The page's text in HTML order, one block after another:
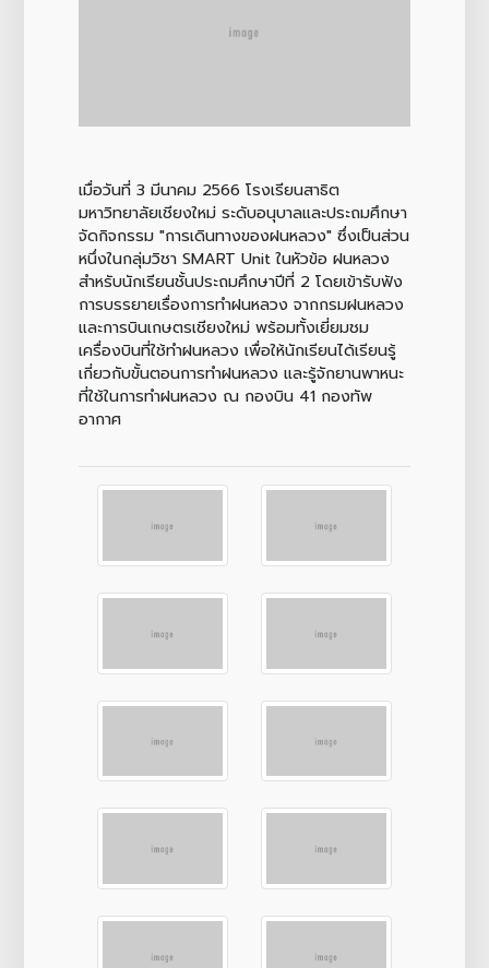
เมื่อวันที่ 3 มีนาคม 2566 โรงเรียนสาธิต
มหาวิทยาลัยเชียงใหม่ ระดับอนุบาลและประถมศึกษา
จัดกิจกรรม "การเดินทางของฝนหลวง" ซึ่งเป็นส่วน
หนึ่งในกลุ่มวิชา SMART Unit ในหัวข้อ ฝนหลวง
สำหรับนักเรียนชั้นประถมศึกษาปีที่ 2 โดยเข้ารับฟัง
การบรรยายเรื่องการทำฝนหลวง จากกรมฝนหลวง
และการบินเกษตรเชียงใหม่ พร้อมทั้งเยี่ยมชม
เครื่องบินที่ใช้ทำฝนหลวง เพื่อให้นักเรียนได้เรียนรู้
เกี่ยวกับขั้นตอนการทำฝนหลวง และรู้จักยานพาหนะ
ที่ใช้ในการทำฝนหลวง ณ กองบิน 41 กองทัพ
อากาศ